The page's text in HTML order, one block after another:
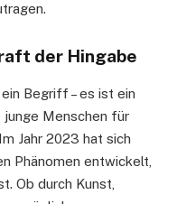
der Hingabe
Begriff – es ist ein
Menschen für
Jahr 2023 hat sich
Phänomen entwickelt,
Ob durch Kunst,